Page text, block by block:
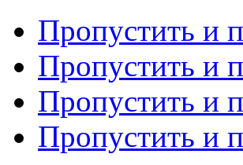
Пропустить и
Пропустить и
Пропустить и
Пропустить и